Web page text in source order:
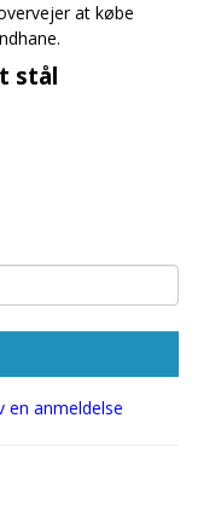
at købe
stål
en anmeldelse